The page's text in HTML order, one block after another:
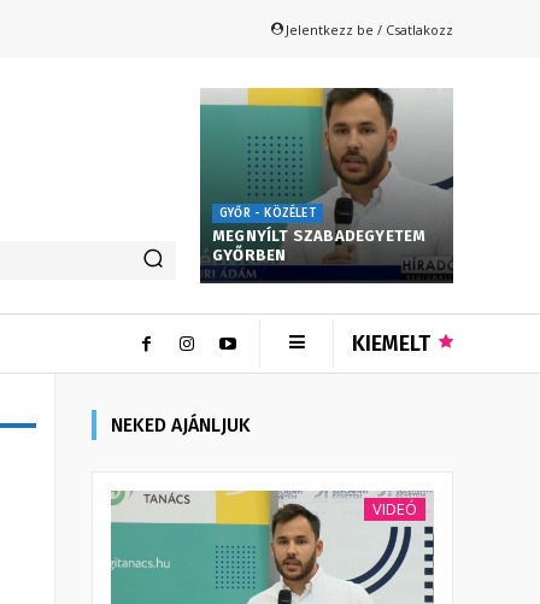
Jelentkezz be / Csatlakozz
GYŐR - KÖZÉLET
MEGNYÍLT SZABADEGYETEM
GYŐRBEN
KIEMELT
NEKED AJÁNLJUK
VIDEÓ